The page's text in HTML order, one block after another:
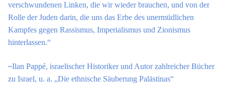
verschwundenen Linken, die wir wieder brauchen, und von der
Rolle der Juden darin, die uns das Erbe des unermüdlichen
Kampfes gegen Rassismus, Imperialismus und Zionismus
hinterlassen.“
–Ilan Pappé, israelischer Historiker und Autor zahlreicher Bücher
zu Israel, u. a. „Die ethnische Säuberung Palästinas“